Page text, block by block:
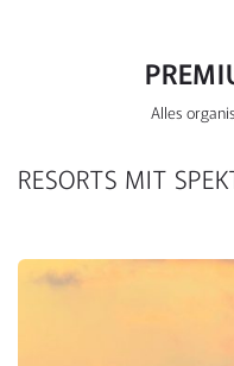
Alles
RESORTS MIT